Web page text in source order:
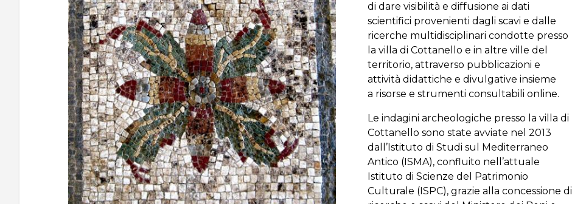
di dare visibilità e diffusione ai dati
scientifici provenienti dagli scavi e dalle
ricerche multidisciplinari condotte presso
la villa di Cottanello e in altre ville del
territorio, attraverso pubblicazioni e
attività didattiche e divulgative insieme
a risorse e strumenti consultabili online.
Le indagini archeologiche presso la villa di
Cottanello sono state avviate nel 2013
dall’Istituto di Studi sul Mediterraneo
Antico (ISMA), confluito nell’attuale
Istituto di Scienze del Patrimonio
Culturale (ISPC), grazie alla concessione di